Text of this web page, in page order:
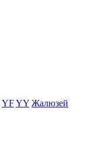
YFYY Жалюзей